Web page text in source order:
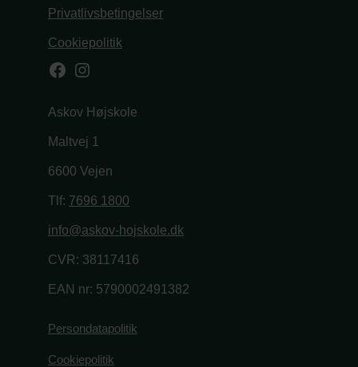
Privatlivsbetingelser
Cookiepolitik
Facebook
Instagram
Askov Højskole
Maltvej 1
6600 Vejen
Tlf: 7696 1800
info@askov-hojskole.dk
CVR: 38117416
EAN nr: 5790002491382
Persondatapolitik
Cookiepolitik